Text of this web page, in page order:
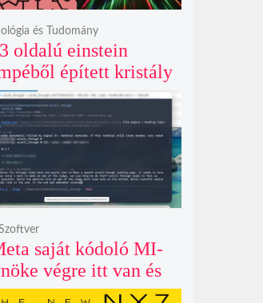
oldalú einstein
épített kristály
forgó
vetít a fény
függően
és Tudomány
saját kódoló MI-
végre itt van és
fél belenyúlni a
Szoftver